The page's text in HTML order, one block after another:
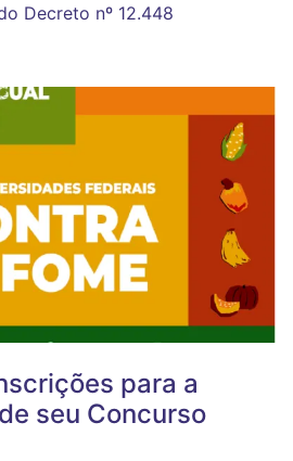
Decreto nº 12.448
para a
seu Concurso